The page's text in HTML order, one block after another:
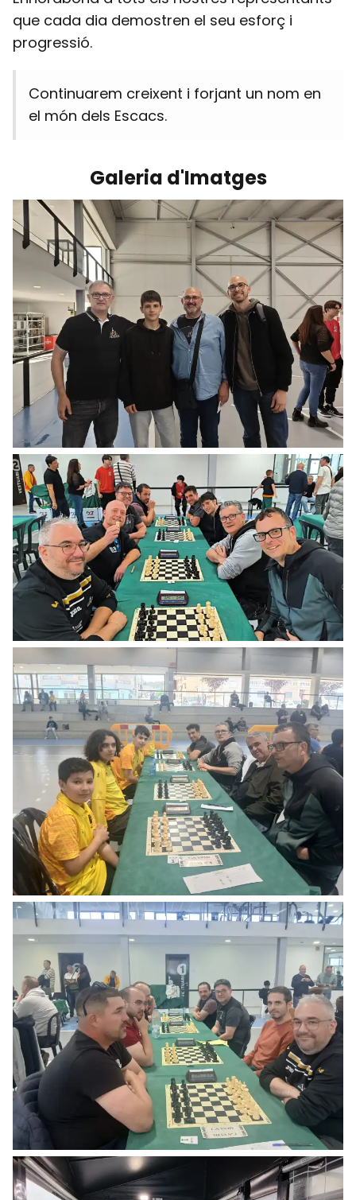
que cada dia demostren el seu esforç i
progressió.
Continuarem creixent i forjant un nom en
el món dels Escacs.
Galeria d'Imatges